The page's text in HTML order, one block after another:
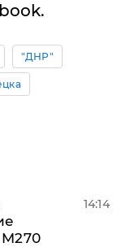
"ДНР"
14:14